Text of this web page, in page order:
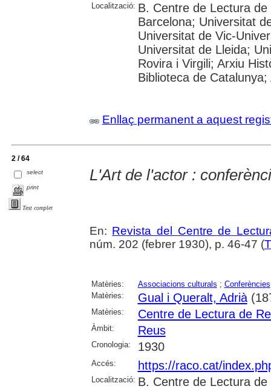
Localització: B. Centre de Lectura
Barcelona; Universitat
Universitat de Vic-
Universitat de Lleida;
Rovira i Virgili; Arxiu
Biblioteca de
Enllaç permanent a aquest
2 / 64
select
print
Text complet
L'Art de l'actor :
En: Revista del Centre de
núm. 202 (febrer 1930), p. 46-47 (
Matèries: Associacions culturals ; Conferències
Matèries:
Gual i Queralt, Adrià
Matèries: Centre de Lectura de
Àmbit: Reus
Cronologia: 1930
Accés: https://raco.cat/
Localització: B. Centre de Lectura de